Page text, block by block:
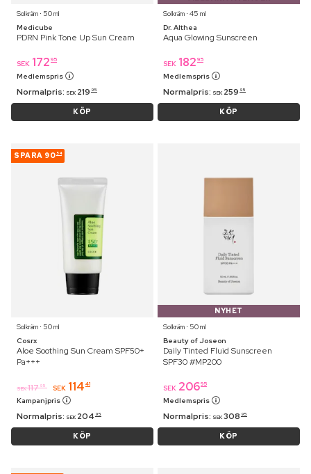
Solkräm ⋅ 50 ml
Medicube
PDRN Pink Tone Up Sun Cream
SEK 172 95
Medlemspris
Normalpris: SEK 219 95
KÖP
Solkräm ⋅ 45 ml
Dr. Althea
Aqua Glowing Sunscreen
SEK 182 95
Medlemspris
Normalpris: SEK 259 95
KÖP
SPARA 90 54
Solkräm ⋅ 50 ml
Cosrx
Aloe Soothing Sun Cream SPF50+
Pa+++
SEK 117 95 SEK 114 41
Kampanjpris
Normalpris: SEK 204 95
KÖP
NYHET
Solkräm ⋅ 50 ml
Beauty of Joseon
Daily Tinted Fluid Sunscreen
SPF30 #MP200
SEK 20695
Medlemspris
Normalpris: SEK 308 95
KÖP